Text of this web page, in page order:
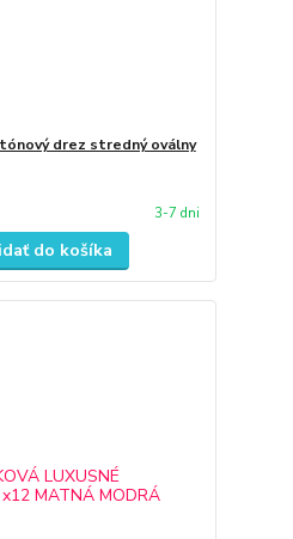
drez stredný oválny
3-7 dni
do košíka